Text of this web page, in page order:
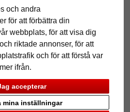
och andra
för att förbättra din
webbplats, för att visa dig
riktade annonser, för att
och för att förstå var
ifrån.
accepterar
mina inställningar